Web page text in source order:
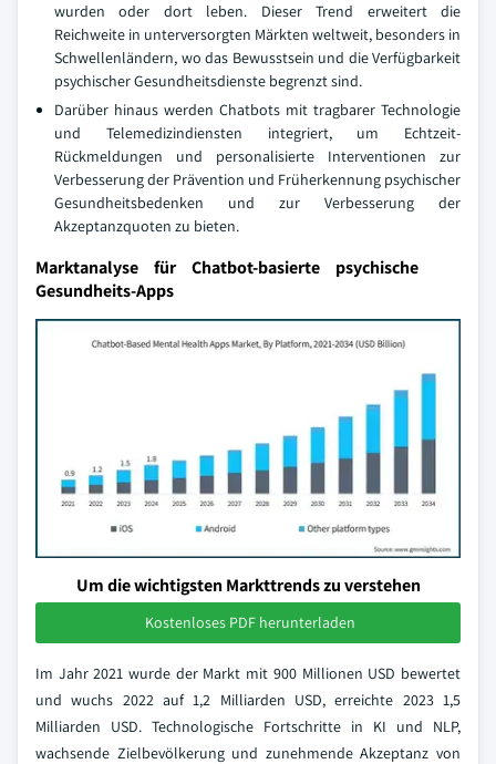
wurden oder dort leben. Dieser Trend erweitert die
Reichweite in unterversorgten Märkten weltweit, besonders in
Schwellenländern, wo das Bewusstsein und die Verfügbarkeit
psychischer Gesundheitsdienste begrenzt sind.
Darüber hinaus werden Chatbots mit tragbarer Technologie
und Telemedizindiensten integriert, um Echtzeit-
Rückmeldungen und personalisierte Interventionen zur
Verbesserung der Prävention und Früherkennung psychischer
Gesundheitsbedenken und zur Verbesserung der
Akzeptanzquoten zu bieten.
Marktanalyse für Chatbot-basierte psychische
Gesundheits-Apps
Um die wichtigsten Markttrends zu verstehen
Kostenloses PDF herunterladen
Im Jahr 2021 wurde der Markt mit 900 Millionen USD bewertet
und wuchs 2022 auf 1,2 Milliarden USD, erreichte 2023 1,5
Milliarden USD. Technologische Fortschritte in KI und NLP,
wachsende Zielbevölkerung und zunehmende Akzeptanz von